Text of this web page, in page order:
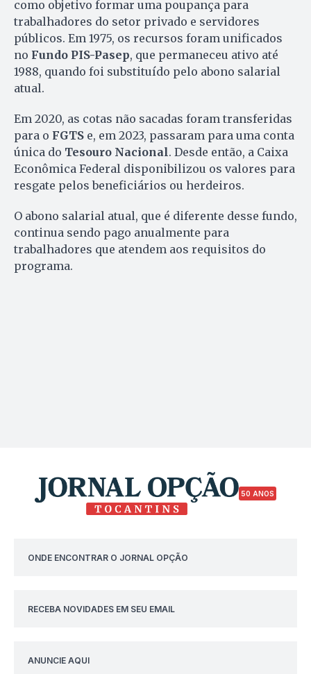
como objetivo formar uma poupança para
trabalhadores do setor privado e servidores
públicos. Em 1975, os recursos foram unificados
no Fundo PIS-Pasep, que permaneceu ativo até
1988, quando foi substituído pelo abono salarial
atual.
Em 2020, as cotas não sacadas foram transferidas
para o FGTS e, em 2023, passaram para uma conta
única do Tesouro Nacional. Desde então, a Caixa
Econômica Federal disponibilizou os valores para
resgate pelos beneficiários ou herdeiros.
O abono salarial atual, que é diferente desse fundo,
continua sendo pago anualmente para
trabalhadores que atendem aos requisitos do
programa.
50 ANOS
ONDE ENCONTRAR O JORNAL OPÇÃO
RECEBA NOVIDADES EM SEU EMAIL
ANUNCIE AQUI